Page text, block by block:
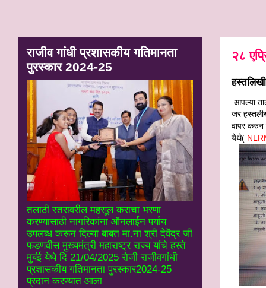
२८
आपल्‍या
जर
वापर करुन
येथे(
राजीव गांधी प्रशासकीय गतिमानता
पुरस्कार 2024-25
तलाठी स्तरावरील महसूल कराचा भरणा
करण्यासाठी नागरिकांना ऑनलाईन पर्याय
उपलब्ध करून दिल्या बाबत मा.ना श्री देवेंद्र जी
फडणवीस मुख्यमंत्री महाराष्ट्र राज्य यांचे हस्ते
मुबंई येथे दि 21/04/2025 रोजी राजीवगांधी
प्रशासकीय गतिमानता पुरस्कार2024-25
प्रदान करण्यात आला